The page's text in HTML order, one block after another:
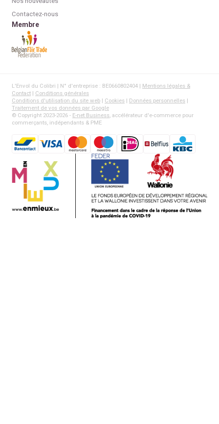
Contactez-nous
Membre
L'Envol du Colibri | N° d'entreprise : BE0660802404 | Mentions légales &
Contact | Conditions générales
Conditions d'utilisation du site web | Cookies | Données personnelles |
Traitement de vos données par Google
© Copyright 2023-2026 - E-net Business, accélérateur d'e-commerce pour
commerçants, indépendants & PME